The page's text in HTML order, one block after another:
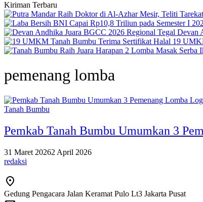
Kiriman Terbaru
Devan
19
pemenang lomba
Tanah Bumbu
Pemkab Tanah Bumbu Umumkan 3
31 Maret 20262 April 2026
redaksi
Gedung Pengacara Jalan Keramat Pulo Lt3 Jakarta Pusat